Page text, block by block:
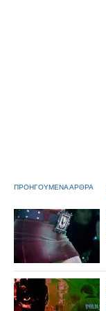
ΠΡΟΗΓΟΥΜΕΝΑ ΑΡΘΡΑ